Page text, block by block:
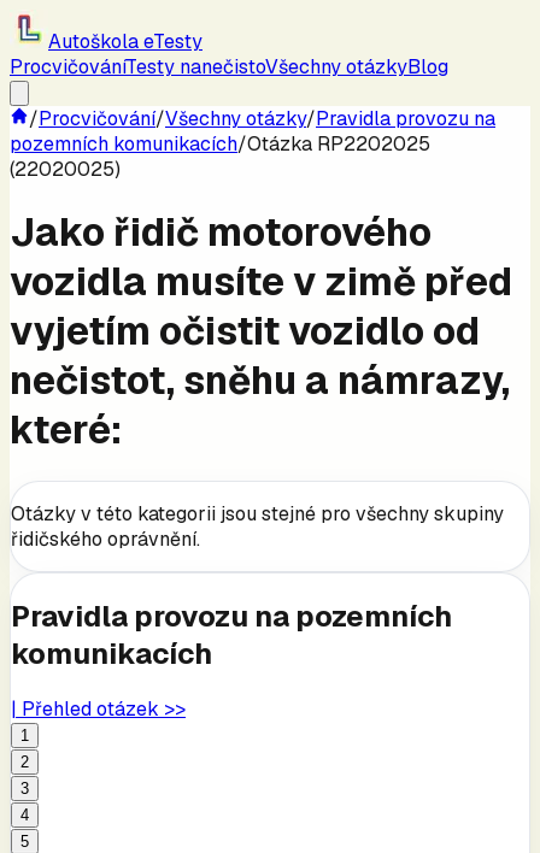
Autoškola eTesty
ProcvičováníTesty nanečistoVšechny otázkyBlog
/Procvičování/Všechny otázky/Pravidla provozu na
pozemních komunikacích/Otázka RP2202025
(22020025)
Jako řidič motorového
vozidla musíte v zimě před
vyjetím očistit vozidlo od
nečistot, sněhu a námrazy,
které:
Otázky v této kategorii jsou stejné pro všechny skupiny
řidičského oprávnění.
Pravidla provozu na pozemních
komunikacích
| Přehled otázek >>
1
2
3
4
5